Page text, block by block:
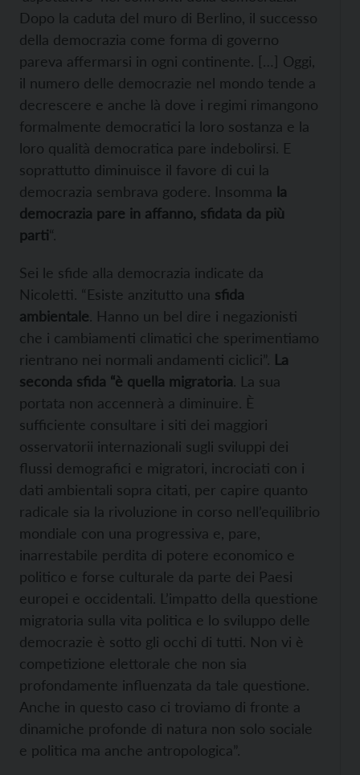
Dopo la caduta del muro di Berlino, il successo
della democrazia come forma di governo
pareva affermarsi in ogni continente. […] Oggi,
il numero delle democrazie nel mondo tende a
decrescere e anche là dove i regimi rimangono
formalmente democratici la loro sostanza e la
loro qualità democratica pare indebolirsi. E
soprattutto diminuisce il favore di cui la
democrazia sembrava godere. Insomma la
democrazia pare in affanno, sfidata da più
parti“.
Sei le sfide alla democrazia indicate da
Nicoletti. “Esiste anzitutto una sfida
ambientale. Hanno un bel dire i negazionisti
che i cambiamenti climatici che sperimentiamo
rientrano nei normali andamenti ciclici”. La
seconda sfida “è quella migratoria. La sua
portata non accennerà a diminuire. È
sufficiente consultare i siti dei maggiori
osservatorii internazionali sugli sviluppi dei
flussi demografici e migratori, incrociati con i
dati ambientali sopra citati, per capire quanto
radicale sia la rivoluzione in corso nell’equilibrio
mondiale con una progressiva e, pare,
inarrestabile perdita di potere economico e
politico e forse culturale da parte dei Paesi
europei e occidentali. L’impatto della questione
migratoria sulla vita politica e lo sviluppo delle
democrazie è sotto gli occhi di tutti. Non vi è
competizione elettorale che non sia
profondamente influenzata da tale questione.
Anche in questo caso ci troviamo di fronte a
dinamiche profonde di natura non solo sociale
e politica ma anche antropologica”.